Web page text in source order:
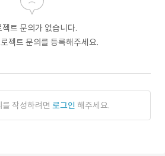
젝트 문의가 없습니다.
젝트 문의를 등록해주세요.
작성하려면 로그인 해주세요.